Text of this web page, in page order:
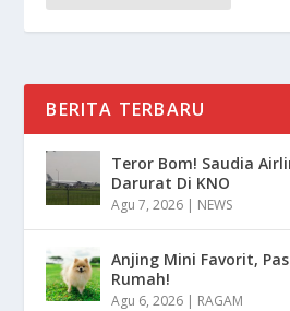
BERITA TERBARU
Teror Bom! Saudia
Darurat Di KNO
Agu 7, 2026 | NEWS
Anjing Mini Favorit,
Rumah!
Agu 6, 2026 | RAGAM